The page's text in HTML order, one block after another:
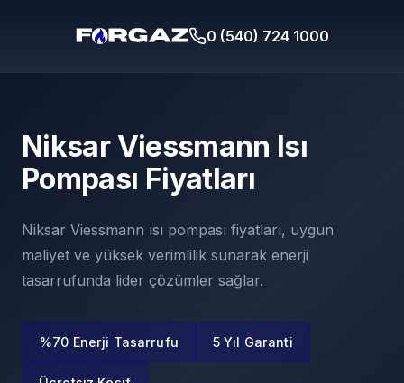
0 (540) 724 1000
Niksar Viessmann Isı
Pompası Fiyatları
Niksar Viessmann ısı pompası fiyatları, uygun
maliyet ve yüksek verimlilik sunarak enerji
tasarrufunda lider çözümler sağlar.
%70 Enerji Tasarrufu 5 Yıl Garanti